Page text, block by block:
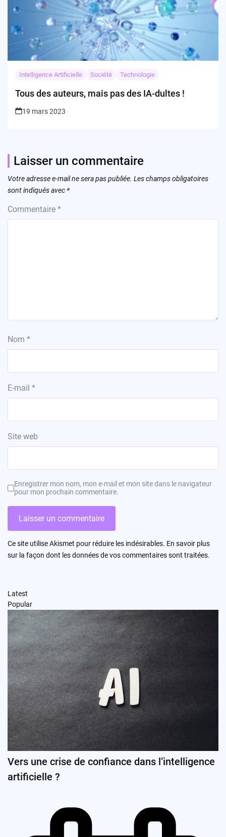
Intelligence Artificielle Société Technologie
Tous des auteurs, mais pas des IA-dultes !
19 mars 2023
Laisser un commentaire
Votre adresse e-mail ne sera pas publiée. Les champs obligatoires
sont indiqués avec *
Commentaire *
Nom *
E-mail *
Site web
Enregistrer mon nom, mon e-mail et mon site dans le navigateur
pour mon prochain commentaire.
Ce site utilise Akismet pour réduire les indésirables. En savoir plus
sur la façon dont les données de vos commentaires sont traitées.
Latest
Popular
Vers une crise de confiance dans l’intelligence
artificielle ?